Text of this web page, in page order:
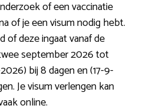
of een vaccinatie
of je een visum nodig hebt.
of deze ingaat vanaf de
september 2026 tot
bij 8 dagen en (17-9-
Je visum verlengen kan
online.